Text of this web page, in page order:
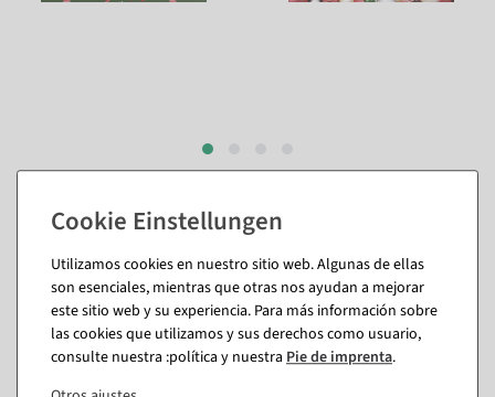
También te puede gustar (8)
%
Utilizamos cookies en nuestro sitio web. Algunas de ellas
son esenciales, mientras que otras nos ayudan a mejorar
este sitio web y su experiencia. Para más información sobre
las cookies que utilizamos y sus derechos como usuario,
consulte nuestra :política y nuestra Pie de imprenta.